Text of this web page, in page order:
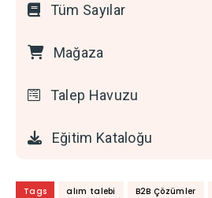
Tüm Sayılar
Mağaza
Talep Havuzu
Eğitim Kataloğu
Tags alım talebi B2B Çözümler